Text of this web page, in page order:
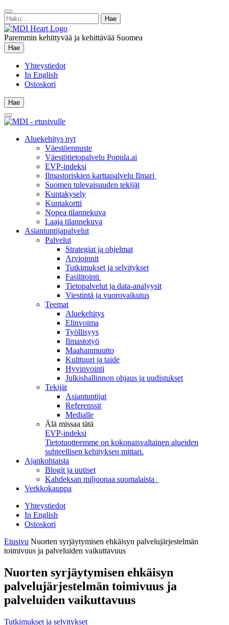
Siirry
sisältöön
Sulje
hae
Haku:
Paremmin kehittyvää ja kehittävää Suomea
Hae
Hae
Yhteystiedot
In English
Ostoskori
Hae
Hae
Main
Menu
Aluekehitys nyt
Väestöennuste
Väestötietopalvelu Popula.ai
EVP-indeksi
Ilmastoriskien karttapalvelu Ilmari
Suomen tulevaisuuden tekijät
Kuntakysely
Kuntakortti
Nopea tilannekuva
Laaja tilannekuva
Asiantuntijapalvelut
Palvelut
Strategiat ja ohjelmat
Arvioinnit
Tutkimukset ja selvitykset
Fasilitointi
Tietopalvelut ja data-analyysit
Viestintä ja vuorovaikutus
Teemat
Aluekehitys
Elinvoima
Työllisyys
Ilmastotyö
Maahanmuutto
Kulttuuri ja taide
Hyvinvointi
Julkishallinnon ohjaus ja uudistukset
Tekijät
Asiantuntijat
Referenssit
Medialle
Älä missaa tätä
EVP-indeksi
Tietotuotteemme on kokonaisvaltainen alueiden
suhteellisen kehityksen mittari.
Ajankohtaista
Blogit ja uutiset
Kahdeksan miljoonaa suomalaista
Verkkokauppa
Yhteystiedot
In English
Ostoskori
Etusivu Nuorten syrjäytymisen ehkäisyn palvelujärjestelmän
toimivuus ja palveluiden vaikuttavuus
Nuorten syrjäytymisen ehkäisyn
palvelujärjestelmän toimivuus ja
palveluiden vaikuttavuus
Tutkimukset ja selvitykset